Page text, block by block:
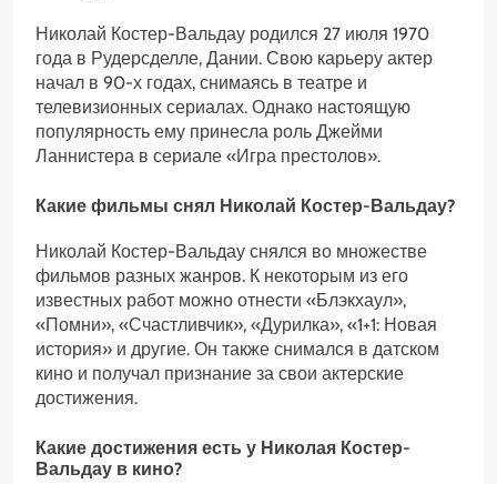
Николай Костер-Вальдау родился 27 июля 1970
года в Рудерсделле, Дании. Свою карьеру актер
начал в 90-х годах, снимаясь в театре и
телевизионных сериалах. Однако настоящую
популярность ему принесла роль Джейми
Ланнистера в сериале «Игра престолов».
Какие фильмы снял Николай Костер-Вальдау?
Николай Костер-Вальдау снялся во множестве
фильмов разных жанров. К некоторым из его
известных работ можно отнести «Блэкхаул»,
«Помни», «Счастливчик», «Дурилка», «1+1: Новая
история» и другие. Он также снимался в датском
кино и получал признание за свои актерские
достижения.
Какие достижения есть у Николая Костер-
Вальдау в кино?